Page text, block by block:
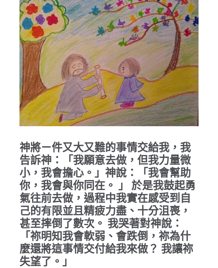
神將ㄧ件又大又難的事情交給我，我
告訴神：「我願意去做，但我力量微
小，我會擔心。」神說：「我會幫助
你，我會與你同在。 」 於是我鼓起勇
氣往前去做，過程中我實在感受到自
己的有限並且精疲力盡、十分沮喪，
甚至摔倒了數次。 我哭著對神說：
「祢明知我會軟弱、會跌倒，祢為什
麼還將這事情交付給我來做？ 我讓祢
失望了。」